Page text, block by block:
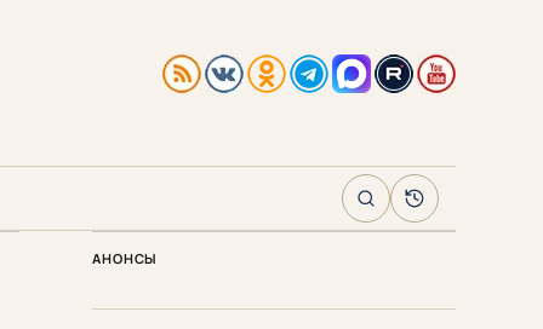
ПоискАрхив
АНОНСЫ